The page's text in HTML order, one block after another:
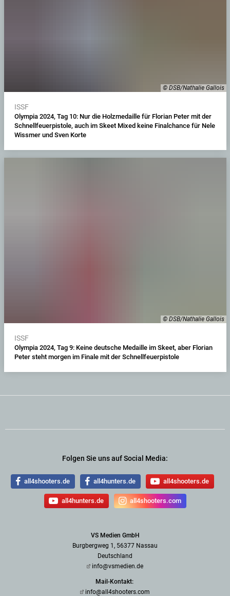
© DSB/Nathalie Gallois
ISSF
Olympia 2024, Tag 10: Nur die Holzmedaille für Florian Peter mit der
Schnellfeuerpistole, auch im Skeet Mixed keine Finalchance für Nele
Wissmer und Sven Korte
© DSB/Nathalie Gallois
ISSF
Olympia 2024, Tag 9: Keine deutsche Medaille im Skeet, aber Florian
Peter steht morgen im Finale mit der Schnellfeuerpistole
Folgen Sie uns auf Social Media:
all4shooters.de all4hunters.de all4shooters.de
all4hunters.de all4shooters.com
VS Medien GmbH
Burgbergweg 1, 56377 Nassau
Deutschland
info@vsmedien.de
Mail-Kontakt:
info@all4shooters.com